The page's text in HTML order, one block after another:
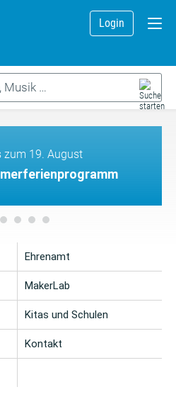
Login
zum 19. August
Ehrenamt
MakerLab
Kitas und Schulen
Kontakt